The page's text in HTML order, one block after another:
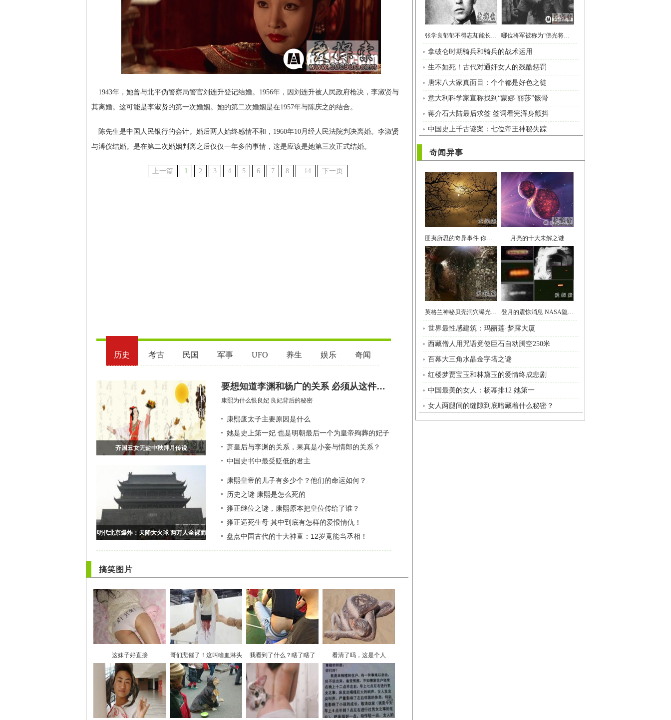
1943年，她曾与北平伪警察局警官刘连升登记结婚。1956年，因刘连升被人民政府枪决，李淑贤与
其离婚。这可能是李淑贤的第一次婚姻。她的第二次婚姻是在1957年与陈庆之的结合。
陈先生是中国人民银行的会计。婚后两人始终感情不和，1960年10月经人民法院判决离婚。李淑贤
与溥仪结婚。是在第二次婚姻判离之后仅仅一年多的事情，这是应该是她第三次正式结婚。
上一篇 1 2 3 4 5 6 7 8 ..14 下一页
搞笑图片
这妹子好直接 哥们悲催了！这叫啥血淋头 我看到了什么？瞎了瞎了 看清了吗，这是个人
张学良郁郁不得志却能长命百岁的秘诀竟是因为这 哪位将军被称为“佛光将军”打得藏独大哭？
拿破仑时期骑兵和骑兵的战术运用
生不如死！古代对通奸女人的残酷惩罚
唐宋八大家真面目：个个都是好色之徒
意大利科学家宣称找到“蒙娜·丽莎”骸骨
蒋介石大陆最后求签 签词看完浑身颤抖
中国史上千古谜案：七位帝王神秘失踪
奇闻异事
匪夷所思的奇异事件 你都经历过那些？ 月亮的十大未解之谜
英格兰神秘贝壳洞穴曝光 暗藏千年文明
世界最性感建筑：玛丽莲·梦露大厦
西藏僧人用咒语竟使巨石自动腾空250米
百幕大三角水晶金字塔之谜
红楼梦贾宝玉和林黛玉的爱情终成悲剧
中国最美的女人：杨幂排12 她第一
女人两腿间的缝隙到底暗藏着什么秘密？